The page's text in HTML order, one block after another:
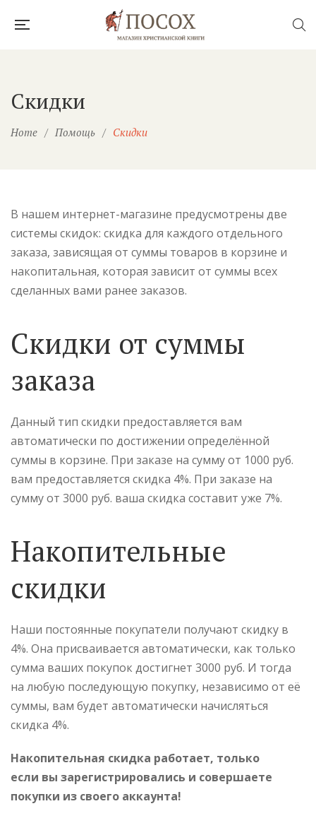
Скидки
Home / Помощь / Скидки
В нашем интернет-магазине предусмотрены две
системы скидок: скидка для каждого отдельного
заказа, зависящая от суммы товаров в корзине и
накопитальная, которая зависит от суммы всех
сделанных вами ранее заказов.
Скидки от суммы
заказа
Данный тип скидки предоставляется вам
автоматически по достижении определённой
суммы в корзине. При заказе на сумму от 1000 руб.
вам предоставляется скидка 4%. При заказе на
сумму от 3000 руб. ваша скидка составит уже 7%.
Накопительные
скидки
Наши постоянные покупатели получают скидку в
4%. Она присваивается автоматически, как только
сумма ваших покупок достигнет 3000 руб. И тогда
на любую последующую покупку, независимо от её
суммы, вам будет автоматически начисляться
скидка 4%.
Накопительная скидка работает, только
если вы зарегистрировались и совершаете
покупки из своего аккаунта!